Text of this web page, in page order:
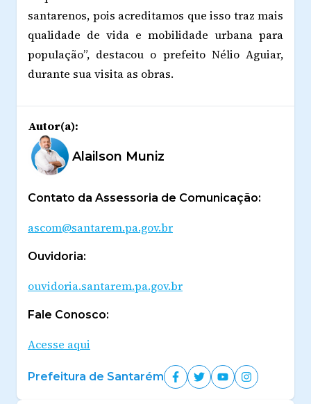
santarenos, pois acreditamos que isso traz mais
qualidade de vida e mobilidade urbana para
população”, destacou o prefeito Nélio Aguiar,
durante sua visita as obras.
Autor(a):
Alailson Muniz
Contato da Assessoria de Comunicação:
ascom@santarem.pa.gov.br
Ouvidoria:
ouvidoria.santarem.pa.gov.br
Fale Conosco:
Acesse aqui
Prefeitura de Santarém